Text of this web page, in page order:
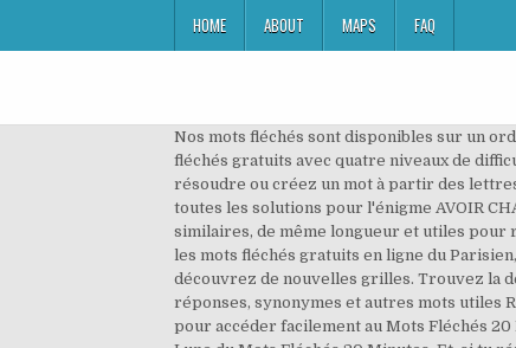
HOME ABOUT MAPS FAQ
Nos mots fléchés sont disponibles sur un
fléchés gratuits avec quatre niveaux de
résoudre ou créez un mot à partir des lettres
toutes les solutions pour l'énigme AVOIR
similaires, de même longueur et utiles pour
les mots fléchés gratuits en ligne du
découvrez de nouvelles grilles. Trouvez la
réponses, synonymes et autres mots utiles
pour accéder facilement au Mots Fléchés